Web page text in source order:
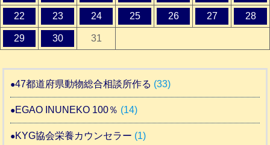
22 23 24 25 26 27 28
29 30 31
47都道府県動物総合相談所作る (33)
EGAO INUNEKO 100％ (14)
KYG協会栄養カウンセラー (1)